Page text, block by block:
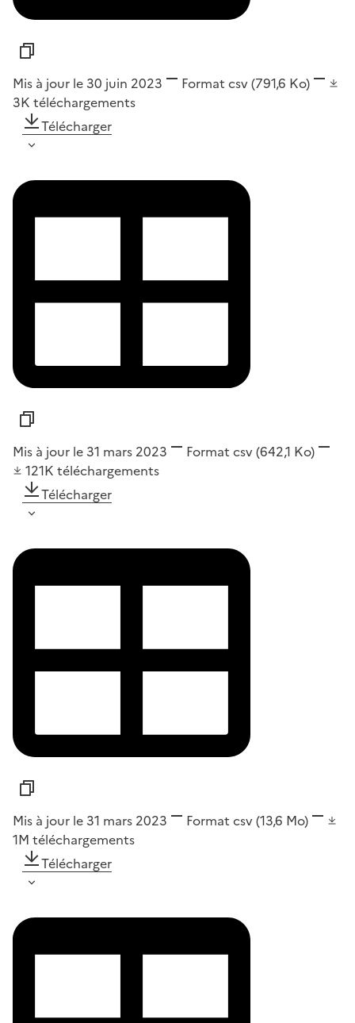
Mis à jour le 30 juin 2023 Format csv(791,6 Ko)
3K téléchargements
Télécharger
Mis à jour le 31 mars 2023 Format csv(642,1 Ko)
121K téléchargements
Télécharger
Mis à jour le 31 mars 2023 Format csv(13,6 Mo)
1M téléchargements
Télécharger